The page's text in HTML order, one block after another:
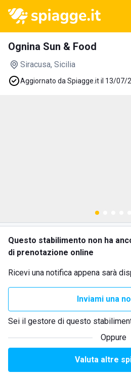
Ognina Sun & Food
Siracusa, Sicilia
Aggiornato da Spiagge.it il 13/07/
Questo stabilimento non ha
di prenotazione online
Ricevi una notifica appena sarà
Inviami una
Sei il gestore di questo
Oppure
Valuta altre